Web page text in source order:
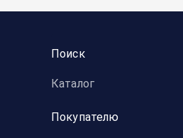
Поиск
Каталог
Покупателю